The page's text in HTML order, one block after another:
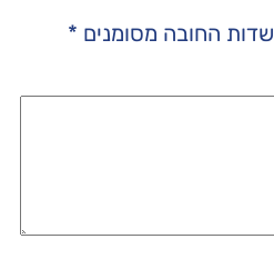
שדות החובה מסומנים *